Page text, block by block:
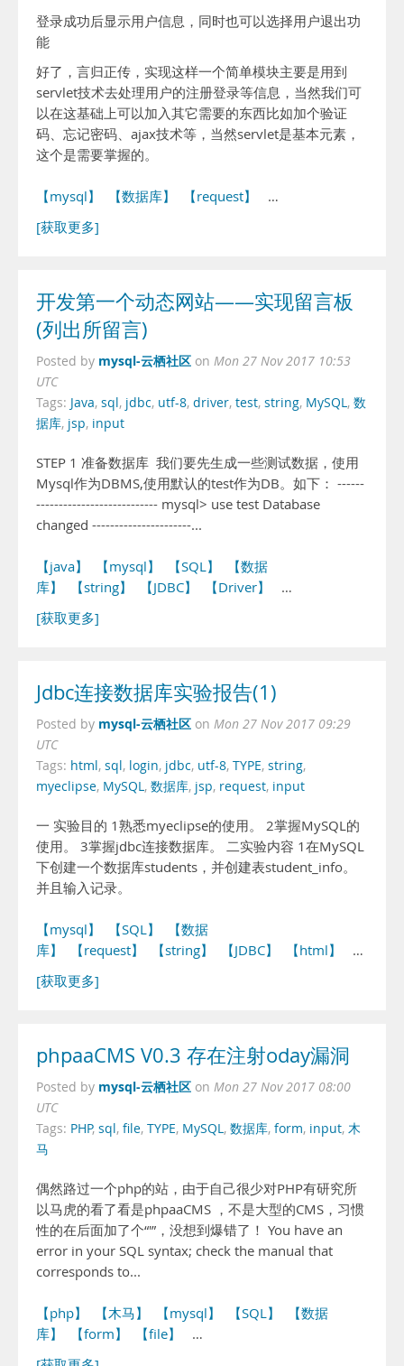
登录成功后显示用户信息，同时也可以选择用户退出功
能
好了，言归正传，实现这样一个简单模块主要是用到
servlet技术去处理用户的注册登录等信息，当然我们可
以在这基础上可以加入其它需要的东西比如加个验证
码、忘记密码、ajax技术等，当然servlet是基本元素，
这个是需要掌握的。
【mysql】 【数据库】 【request】
…
[获取更多]
开发第一个动态网站——实现留言板
(列出所留言)
Posted by mysql-云栖社区 on Mon 27 Nov 2017 10:53
UTC
Tags: Java, sql, jdbc, utf-8, driver, test, string, MySQL, 数
据库, jsp, input
STEP 1 准备数据库 我们要先生成一些测试数据，使用
Mysql作为DBMS,使用默认的test作为DB。如下： ------
--------------------------- mysql> use test Database
changed ----------------------...
【java】 【mysql】 【SQL】
【数据
库】
【string】 【JDBC】 【Driver】
…
[获取更多]
Jdbc连接数据库实验报告(1)
Posted by mysql-云栖社区 on Mon 27 Nov 2017 09:29
UTC
Tags: html, sql, login, jdbc, utf-8, TYPE, string,
myeclipse, MySQL, 数据库, jsp, request, input
一 实验目的 1熟悉myeclipse的使用。 2掌握MySQL的
使用。 3掌握jdbc连接数据库。 二实验内容 1在MySQL
下创建一个数据库students，并创建表student_info。
并且输入记录。
【mysql】 【SQL】
【数据
库】
【request】 【string】 【JDBC】 【html】
…
[获取更多]
phpaaCMS V0.3 存在注射oday漏洞
Posted by mysql-云栖社区 on Mon 27 Nov 2017 08:00
UTC
Tags: PHP, sql, file, TYPE, MySQL, 数据库, form, input, 木
马
偶然路过一个php的站，由于自己很少对PHP有研究所
以马虎的看了看是phpaaCMS ，不是大型的CMS，习惯
性的在后面加了个“'”，没想到爆错了！ You have an
error in your SQL syntax; check the manual that
corresponds to...
【php】 【木马】 【mysql】 【SQL】
【数据
库】
【form】 【file】
…